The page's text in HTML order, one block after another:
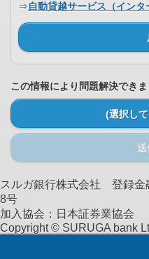
⇒自動貸越サービス（イン
この情報により問題解決できま
(選択し
送
スルガ銀行株式会社 登録
8号
加入協会：日本証券業協会
Copyright © SURUGA bank